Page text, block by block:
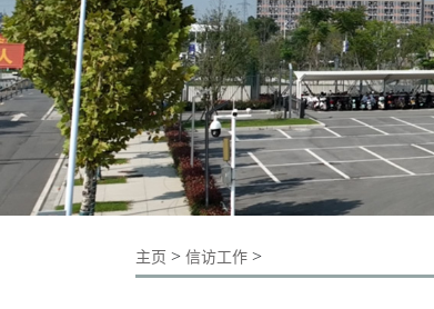
主页 > 信访工作 >